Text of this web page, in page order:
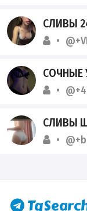
СЛИВЫ
СОЧНЫЕ
СЛИВЫ